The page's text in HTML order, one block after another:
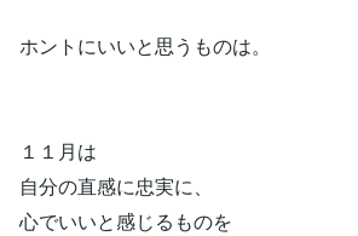
ホントにいいと思うものは。
１１月は
自分の直感に忠実に、
心でいいと感じるものを